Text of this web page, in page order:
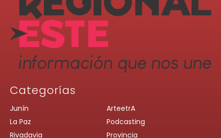
Categorías
Junín
La Paz
Rivadavia
ArteetrA
Podcasting
Provincia